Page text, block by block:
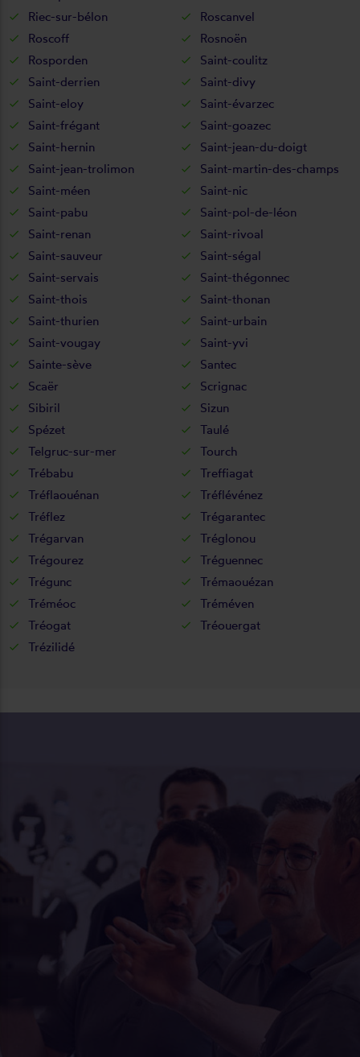
Riec-sur-bélon
Roscanvel
Roscoff
Rosnoën
Rosporden
Saint-coulitz
Saint-derrien
Saint-divy
Saint-eloy
Saint-évarzec
Saint-frégant
Saint-goazec
Saint-hernin
Saint-jean-du-doigt
Saint-jean-trolimon
Saint-martin-des-champs
Saint-méen
Saint-nic
Saint-pabu
Saint-pol-de-léon
Saint-renan
Saint-rivoal
Saint-sauveur
Saint-ségal
Saint-servais
Saint-thégonnec
Saint-thois
Saint-thonan
Saint-thurien
Saint-urbain
Saint-vougay
Saint-yvi
Sainte-sève
Santec
Scaër
Scrignac
Sibiril
Sizun
Spézet
Taulé
Telgruc-sur-mer
Tourch
Trébabu
Treffiagat
Tréflaouénan
Tréflévénez
Tréflez
Trégarantec
Trégarvan
Tréglonou
Trégourez
Tréguennec
Trégunc
Trémaouézan
Tréméoc
Tréméven
Tréogat
Tréouergat
Trézilidé